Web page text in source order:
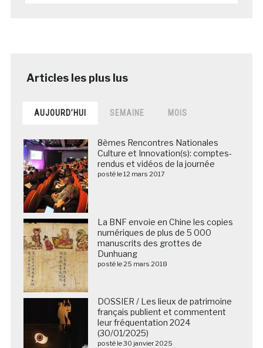
AUJOURD’HUI SEMAINE MOIS
8èmes Rencontres Nationales
Culture et Innovation(s): comptes-
rendus et vidéos de la journée
posté le 12 mars 2017
La BNF envoie en Chine les copies
numériques de plus de 5 000
manuscrits des grottes de
Dunhuang
posté le 25 mars 2018
DOSSIER / Les lieux de patrimoine
français publient et commentent
leur fréquentation 2024
(30/01/2025)
posté le 30 janvier 2025